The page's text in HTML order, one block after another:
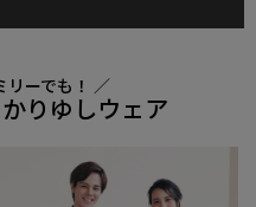
リーでも！ ／
りゆしウェア